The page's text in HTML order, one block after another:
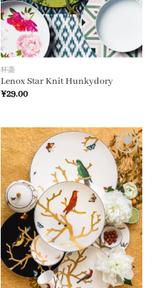
杯盏
Lenox Star Knit Hunkydory
¥29.00
加入
心愿
单